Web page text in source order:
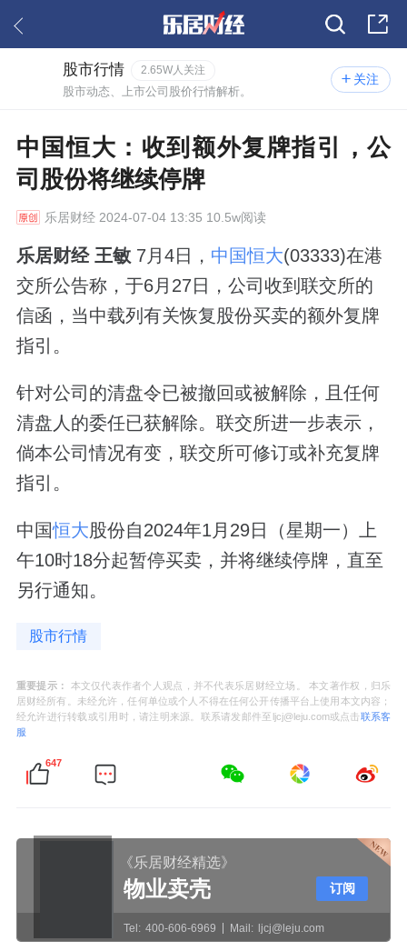
关注
股市行情 2.65W人关注
股市动态、上市公司股价行情解析。
中国恒大：收到额外复牌指引，公
司股份将继续停牌
乐居财经2024-07-04 13:35 10.5w阅读
乐居财经 王敏 7月4日， 中国恒大(03333)在港
交所公告称，于6月27日，公司收到联交所的
信函，当中载列有关恢复股份买卖的额外复牌
指引。
针对公司的清盘令已被撤回或被解除，且任何
清盘人的委任已获解除。联交所进一步表示，
倘本公司情况有变，联交所可修订或补充复牌
指引。
中国恒大股份自2024年1月29日（星期一）上
午10时18分起暂停买卖，并将继续停牌，直至
另行通知。
股市行情
重要提示：
本文仅代表作者个人观点，并不代表乐居财经立场。 本文著作权，归乐
居财经所有。未经允许，任何单位或个人不得在任何公开传播平台上使用本文内容；
经允许进行转载或引用时，请注明来源。联系请发邮件至ljcj@leju.com或点击联系客
服
647
《乐居财经精选》
物业卖壳
Tel: 400-606-6969 Mail: ljcj@leju.com
订阅